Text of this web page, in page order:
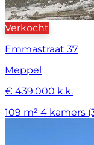
Verkocht
Emmastraat 37
Meppel
€ 439.000 k.k.
109 m² 4 kamers